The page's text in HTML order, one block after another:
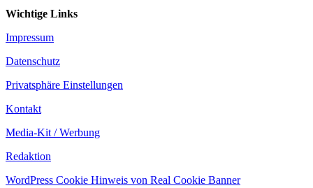
Wichtige Links
Impressum
Datenschutz
Privatsphäre Einstellungen
Kontakt
Media-Kit / Werbung
Redaktion
WordPress Cookie Hinweis von Real Cookie Banner